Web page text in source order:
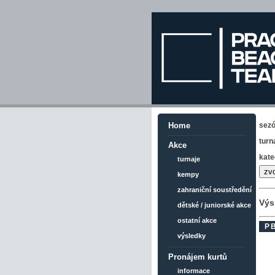
Home
Akce
turnaje
kempy
zahraniční soustředění
dětské / juniorské akce
ostatní akce
výsledky
Pronájem kurtů
informace